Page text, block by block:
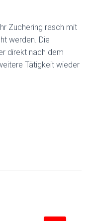
Zuchering rasch mit
werden. Die
direkt nach dem
Tätigkeit wieder